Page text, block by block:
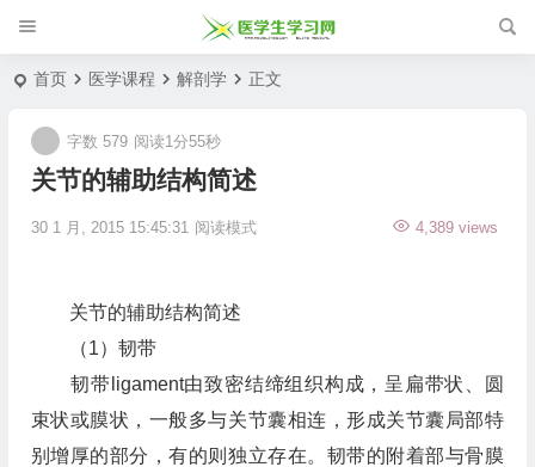
首页 医学课程 解剖学 正文
关节的辅助结构简述
30 1 月, 2015 15:45:31 4,389 views
字数 579 阅读1分55秒
阅读模式
关节的辅助结构简述
（1）韧带
韧带ligament由致密结缔组织构成，呈扁带状、圆
束状或膜状，一般多与关节囊相连，形成关节囊局部特
别增厚的部分，有的则独立存在。韧带的附着部与骨膜